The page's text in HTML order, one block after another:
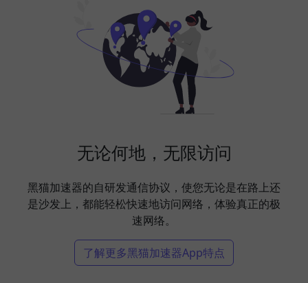
无论何地，无限访问
黑猫加速器的自研发通信协议，使您无论是在路上还
是沙发上，都能轻松快速地访问网络，体验真正的极
速网络。
了解更多黑猫加速器App特点